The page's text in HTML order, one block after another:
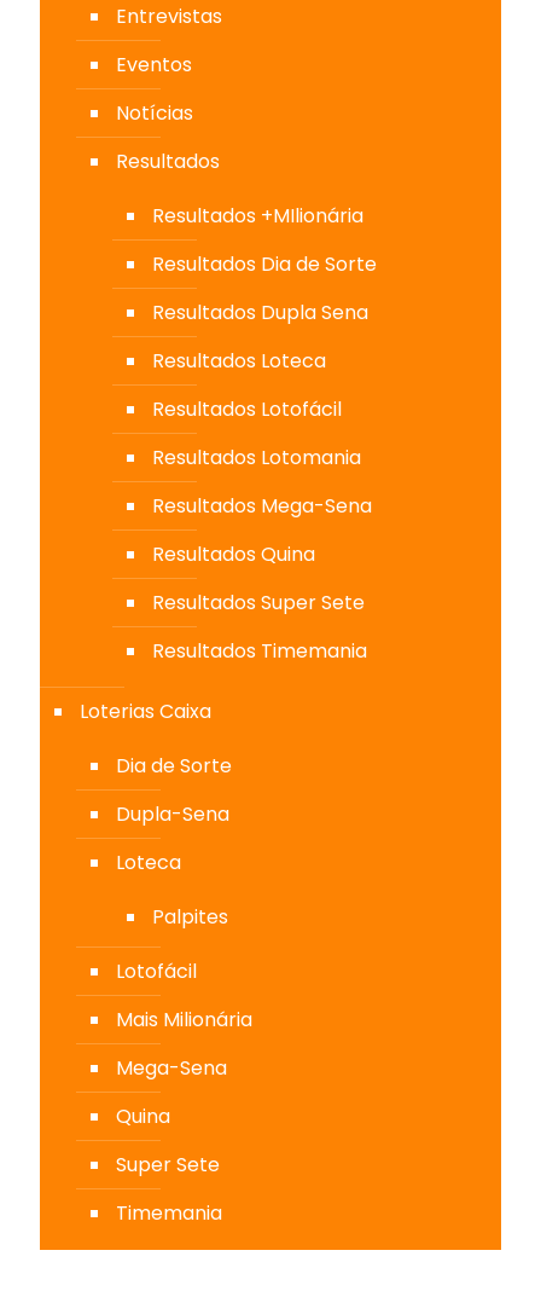
Entrevistas
Eventos
Notícias
Resultados
Resultados +MIlionária
Resultados Dia de Sorte
Resultados Dupla Sena
Resultados Loteca
Resultados Lotofácil
Resultados Lotomania
Resultados Mega-Sena
Resultados Quina
Resultados Super Sete
Resultados Timemania
Loterias Caixa
Dia de Sorte
Dupla-Sena
Loteca
Palpites
Lotofácil
Mais Milionária
Mega-Sena
Quina
Super Sete
Timemania